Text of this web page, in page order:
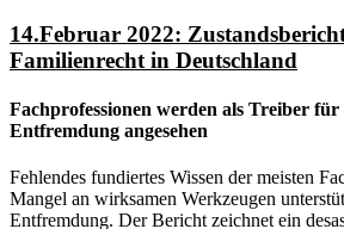
14.Februar 2022:
Familienrecht in Deutschland
Fachprofessionen werden als Treiber
Entfremdung angesehen
Fehlendes fundiertes Wissen der meisten
Mangel an wirksamen Werkzeugen
Entfremdung. Der Bericht zeichnet ein